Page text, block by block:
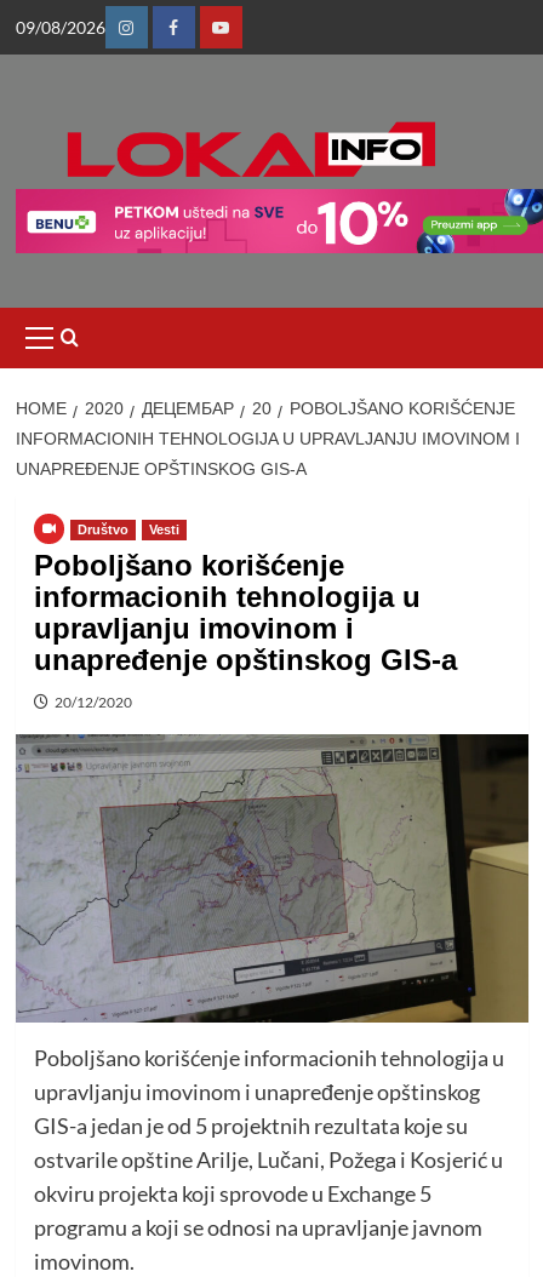
09/08/2026
InstagramFacebookYoutube
Menu
HOME 2020 ДЕЦЕМБАР 20
POBOLJŠANO KORIŠĆENJE
INFORMACIONIH TEHNOLOGIJA U UPRAVLJANJU IMOVINOM I
UNAPREĐENJE OPŠTINSKOG GIS-A
Društvo Vesti
Poboljšano korišćenje
informacionih tehnologija u
upravljanju imovinom i
unapređenje opštinskog GIS-a
20/12/2020
Poboljšano korišćenje informacionih tehnologija u
upravljanju imovinom i unapređenje opštinskog
GIS-a jedan je od 5 projektnih rezultata koje su
ostvarile opštine Arilje, Lučani, Požega i Kosjerić u
okviru projekta koji sprovode u Exchange 5
programu a koji se odnosi na upravljanje javnom
imovinom.